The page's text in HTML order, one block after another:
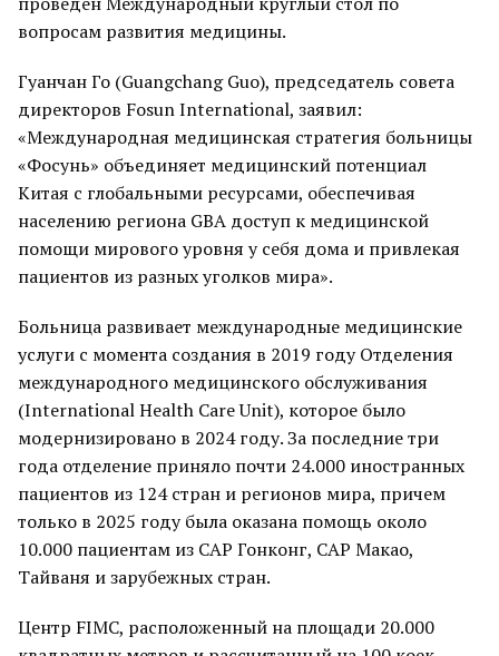
вопросам развития медицины.
Гуанчан Го (Guangchang Guo), председатель совета
директоров Fosun International, заявил:
«Международная медицинская стратегия больницы
«Фосунь» объединяет медицинский потенциал
Китая с глобальными ресурсами, обеспечивая
населению региона GBA доступ к медицинской
помощи мирового уровня у себя дома и привлекая
пациентов из разных уголков мира».
Больница развивает международные медицинские
услуги с момента создания в 2019 году Отделения
международного медицинского обслуживания
(International Health Care Unit), которое было
модернизировано в 2024 году. За последние три
года отделение приняло почти 24.000 иностранных
пациентов из 124 стран и регионов мира, причем
только в 2025 году была оказана помощь около
10.000 пациентам из САР Гонконг, САР Макао,
Тайваня и зарубежных стран.
Центр FIMC, расположенный на площади 20.000